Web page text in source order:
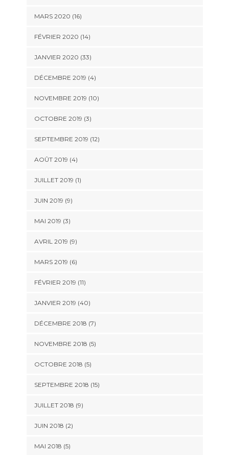
MARS 2020 (16)
FÉVRIER 2020 (14)
JANVIER 2020 (33)
DÉCEMBRE 2019 (4)
NOVEMBRE 2019 (10)
OCTOBRE 2019 (3)
SEPTEMBRE 2019 (12)
AOÛT 2019 (4)
JUILLET 2019 (1)
JUIN 2019 (9)
MAI 2019 (3)
AVRIL 2019 (9)
MARS 2019 (6)
FÉVRIER 2019 (11)
JANVIER 2019 (40)
DÉCEMBRE 2018 (7)
NOVEMBRE 2018 (5)
OCTOBRE 2018 (5)
SEPTEMBRE 2018 (15)
JUILLET 2018 (9)
JUIN 2018 (2)
MAI 2018 (5)